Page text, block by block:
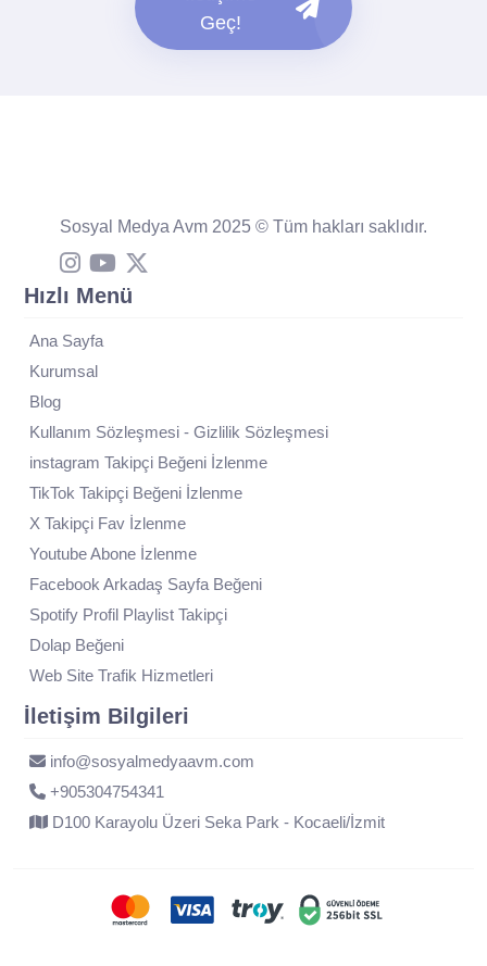
Geç!
Sosyal Medya Avm 2025 © Tüm hakları saklıdır.
Hızlı Menü
Ana Sayfa
Kurumsal
Blog
Kullanım Sözleşmesi - Gizlilik Sözleşmesi
instagram Takipçi Beğeni İzlenme
TikTok Takipçi Beğeni İzlenme
X Takipçi Fav İzlenme
Youtube Abone İzlenme
Facebook Arkadaş Sayfa Beğeni
Spotify Profil Playlist Takipçi
Dolap Beğeni
Web Site Trafik Hizmetleri
İletişim Bilgileri
info@sosyalmedyaavm.com
+905304754341
D100 Karayolu Üzeri Seka Park - Kocaeli/İzmit